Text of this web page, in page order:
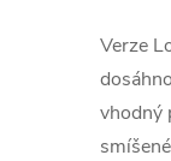
Verze
vhodný